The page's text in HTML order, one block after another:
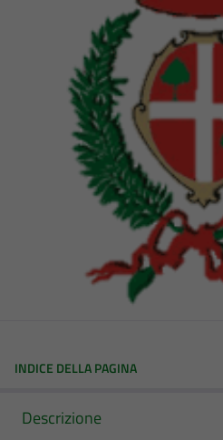
INDICE DELLA PAGINA
Descrizione